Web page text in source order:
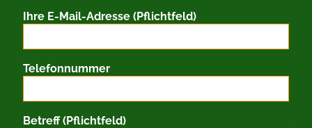
Ihre E-Mail-Adresse (Pflichtfeld)
Telefonnummer
Betreff (Pflichtfeld)